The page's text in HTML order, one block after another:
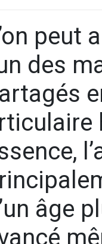
peut
des
âge